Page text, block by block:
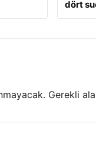
dört
Gerekli